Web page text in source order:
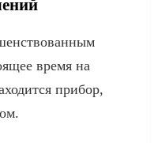
время на
прибор,